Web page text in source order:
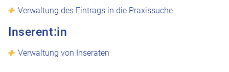
Verwaltung des Eintrags in die Praxissuche
Inserent:in
Verwaltung von Inseraten